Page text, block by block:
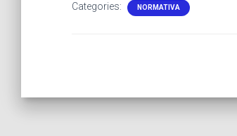
Categories: NORMATIVA